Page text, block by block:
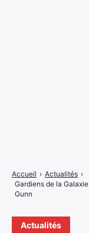
Actualités
Accueil › Actualités ›
Gardiens de la
Gunn